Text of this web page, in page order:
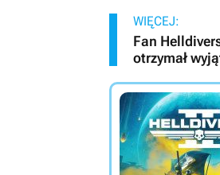
WIĘCEJ:
Fan
otrzymał